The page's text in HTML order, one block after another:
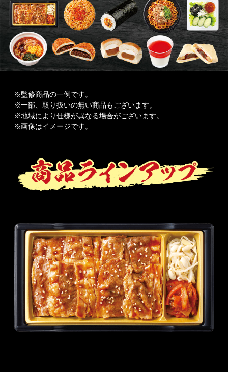
※監修商品の一例です。
※一部、取り扱いの無い商品もございます。
※地域により仕様が異なる場合がございます。
※画像はイメージです。